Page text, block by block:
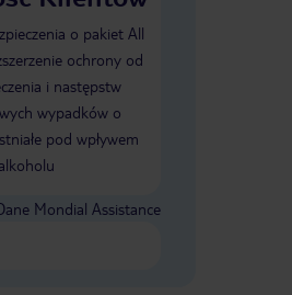
o pakiet All
ochrony od
i następstw
wypadków o
pod wpływem
Mondial Assistance